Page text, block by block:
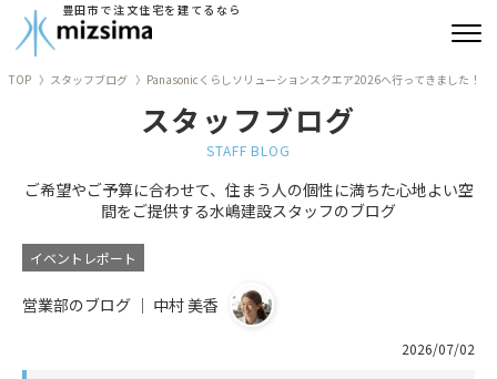
豊田市で注文住宅を建てるなら
リフォーム
古民家再生
建築実績
TOP スタッフブログ Panasonicくらしソリューションスクエア2026へ行ってきました！
スタッフブログ
STAFF BLOG
ご希望やご予算に合わせて、住まう人の個性に満ちた心地よい空
間をご提供する水嶋建設スタッフのブログ
イベントレポート
営業部のブログ ｜ 中村 美香
2026/07/02